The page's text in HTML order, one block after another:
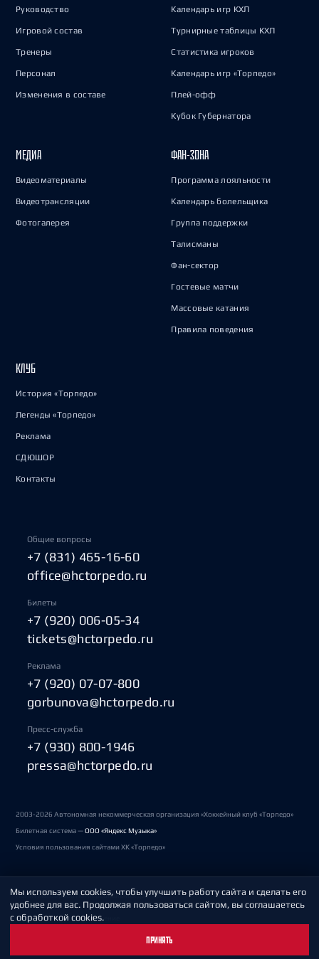
Руководство
Игровой состав
Тренеры
Персонал
Изменения в составе
Календарь игр КХЛ
Турнирные таблицы КХЛ
Статистика игроков
Календарь игр «Торпедо»
Плей-офф
Кубок Губернатора
МЕДИА
Видеоматериалы
Видеотрансляции
Фотогалерея
ФАН-ЗОНА
Программа лояльности
Календарь болельщика
Группа поддержки
Талисманы
Фан-сектор
Гостевые матчи
Массовые катания
Правила поведения
КЛУБ
История «Торпедо»
Легенды «Торпедо»
Реклама
СДЮШОР
Контакты
Общие вопросы
+7 (831) 465-16-60
office@hctorpedo.ru
Билеты
+7 (920) 006-05-34
tickets@hctorpedo.ru
Реклама
+7 (920) 07-07-800
gorbunova@hctorpedo.ru
Пресс-служба
+7 (930) 800-1946
pressa@hctorpedo.ru
2003-2026 Автономная некоммерческая организация «Хоккейный клуб «Торпедо»
Билетная система —ООО «Яндекс Музыка»
Условия пользования сайтами ХК «Торпедо»
Политика обработки персональных данных
Пользовательское соглашение
Мы используем cookies, чтобы улучшить работу сайта и сделать его
удобнее для вас. Продолжая пользоваться сайтом, вы соглашаетесь
с обработкой cookies.
ПРИНЯТЬ